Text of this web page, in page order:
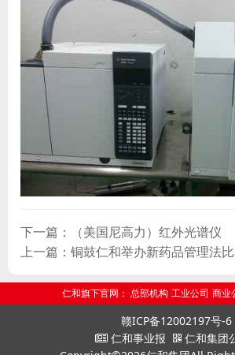
下一篇：（美国尼高力）红外光谱仪
上一篇：铜鼓仁和举办新药品管理法
仁和旗下官网： 总部机构 工业公司 商业
赣ICP备12002197号-6
仁和事业报
仁和集团